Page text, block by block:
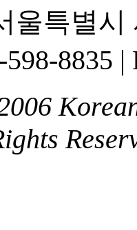
울특별
8835 |